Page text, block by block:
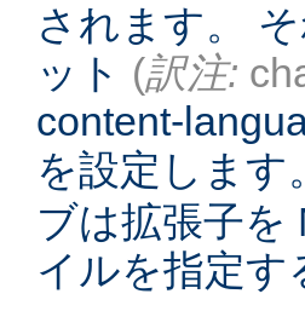
されます。
ット (訳注:
content-
を設定します
ブは拡張子を
イルを指定す